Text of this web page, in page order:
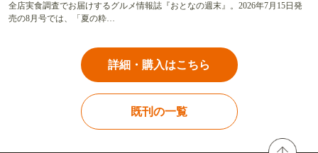
全店実食調査でお届けするグルメ情報誌『おとなの週末』。2026年7月15日発
売の8月号では、「夏の粋…
詳細・購入はこちら
既刊の一覧